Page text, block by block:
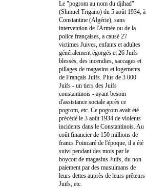
Le "pogrom au nom du djihad"
(Shmuel Trigano) du 5 août 1934, à
Constantine (Algérie), sans
intervention de l'Armée ou de la
police françaises, a causé 27
victimes Juives, enfants et adultes
généralement égorgés et 26 Juifs
blessés, des incendies, saccages et
pillages de magasins et logements
de Français Juifs. Plus de 3 000
Juifs - un tiers des Juifs
constantinois - ayant besoin
d'assistance sociale après ce
pogrom, etc. Ce pogrom avait été
précédé le 3 août 1934 de violents
incidents dans le Constantinois. Au
coût financier de 150 millions de
francs Poincaré de l'époque, il a été
suivi pendant des mois par le
boycott de magasins Juifs, du non
paiement par des musulmans de
leurs dettes auprès de leurs prêteurs
Juifs, etc.